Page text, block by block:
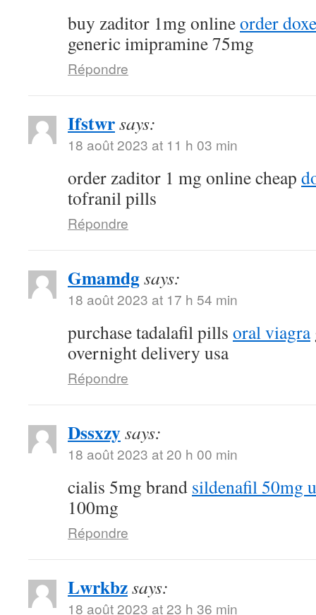
buy zaditor 1mg onlineorder
generic imipramine 75mg
Répondre
Ifstwrsays:
18 août 2023 at 11 h 03 min
order zaditor 1 mg online cheap
tofranil pills
Répondre
Gmamdgsays:
18 août 2023 at 17 h 54 min
purchase tadalafil pills oral viagra
overnight delivery usa
Répondre
Dssxzysays:
18 août 2023 at 20 h 00 min
cialis 5mg brand sildenafil 50mg
100mg
Répondre
Lwrkbzsays:
18 août 2023 at 23 h 36 min